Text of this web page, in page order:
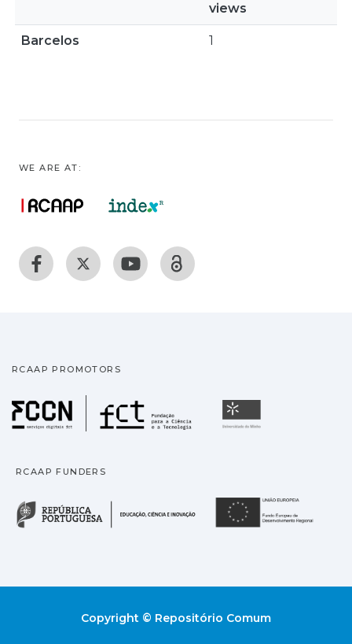
views
Barcelos 1
WE ARE AT:
RCAAP PROMOTORS
Fundação para a
RCAAP FUNDERS
República Portuguesa
Copyright © Repositório Comum